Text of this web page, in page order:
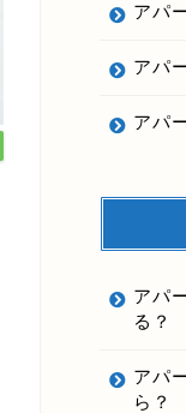
アパ
アパ
アパ
アパ
る？
アパ
ら？